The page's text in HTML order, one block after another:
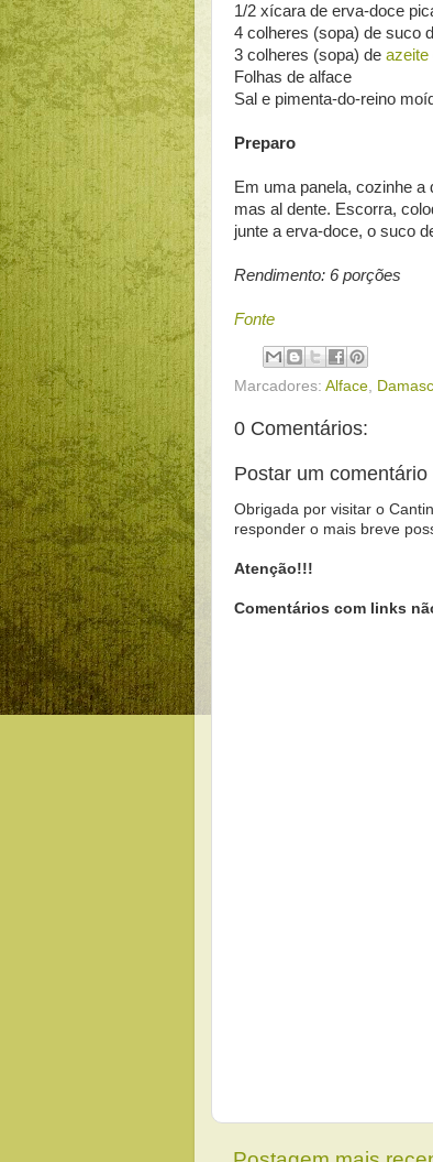
1/2 xícara de erva-doce
4 colheres (sopa) de suco
3 colheres (sopa) de azeite
Folhas de alface
Sal e pimenta-do-reino
Preparo
Em uma panela, cozinhe
mas al dente. Escorra,
junte a erva-doce, o suco
Rendimento: 6 porções
Fonte
Marcadores: Alface
0 Comentários:
Postar um comentário
Obrigada por visitar o
responder o mais breve
Atenção!!!
Comentários com links